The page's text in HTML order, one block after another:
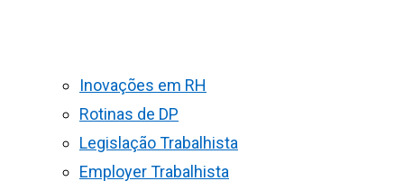
Inovações em RH
Rotinas de DP
Legislação Trabalhista
Employer Trabalhista